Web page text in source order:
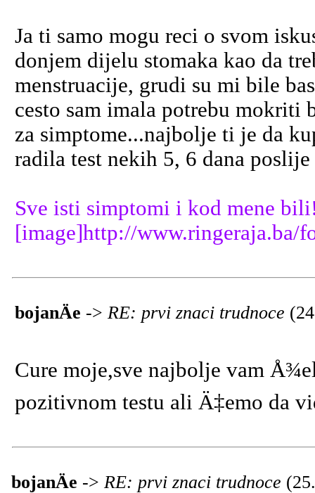
Ja ti samo mogu reci o svom
donjem dijelu stomaka kao da
menstruacije, grudi su mi bile
cesto sam imala potrebu mokriti
za simptome...najbolje ti je da
radila test nekih 5, 6 dana
Sve isti simptomi i kod mene
[image]http://www.ringeraja.ba/
bojanÄe -> RE: prvi znaci trudnoce
Cure moje,sve najbolje vam
pozitivnom testu ali Ä‡emo da
bojanÄe -> RE: prvi znaci trudnoce